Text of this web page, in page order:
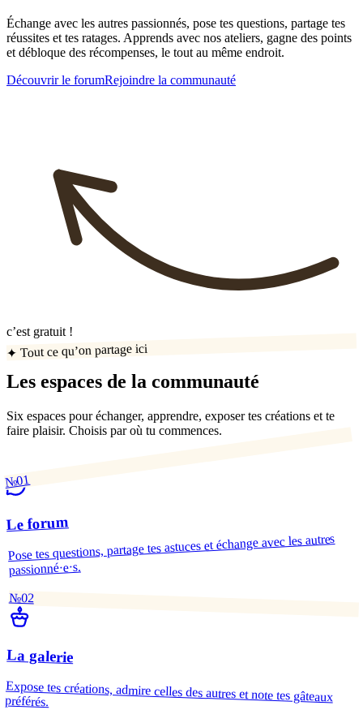
Échange avec les autres passionnés, pose tes questions, partage tes
réussites et tes ratages. Apprends avec nos ateliers, gagne des points
et débloque des récompenses, le tout au même endroit.
Découvrir le forumRejoindre la communauté
c’est gratuit !
✦ Tout ce qu’on partage ici
Les espaces de la communauté
Six espaces pour échanger, apprendre, exposer tes créations et te
faire plaisir. Choisis par où tu commences.
№01
Le forum
Pose tes questions, partage tes astuces et échange avec les autres
passionné·e·s.
№02
La galerie
Expose tes créations, admire celles des autres et note tes gâteaux
préférés.